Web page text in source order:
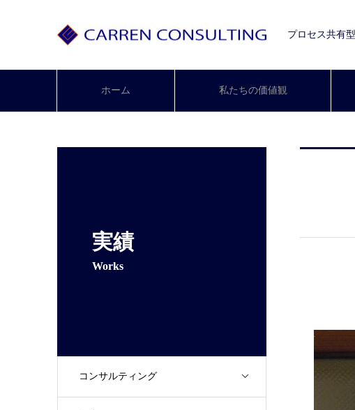
プロセス共有
ホーム 私たちの価値観
実績
Works
コンサルティング